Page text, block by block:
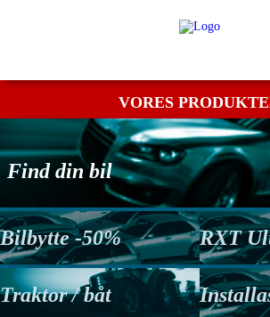
VORES
Find din bil
Bilbytte -50% RXT
Traktor / båt